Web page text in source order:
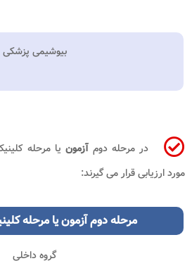
بیوشیمی پزشکی
در مرحله دومآزمون یا مرحله
مورد ارزیابی قرار می گیرند:
مرحله دومآزمونیا مرحله
گروه داخلی